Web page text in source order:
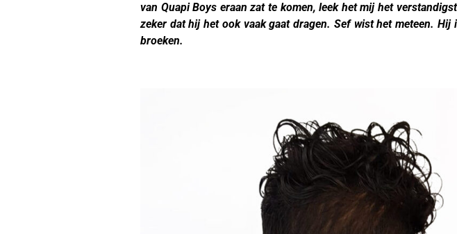
van Quapi Boys eraan zat te komen, leek het mij het
zeker dat hij het ook vaak gaat dragen. Sef wist het meteen.
broeken.